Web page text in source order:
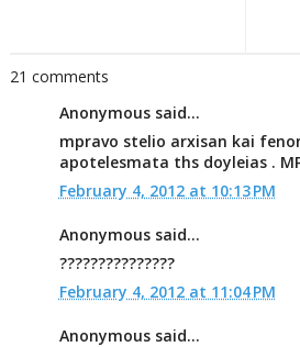
21 comments
Anonymous said...
mpravo stelio arxisan kai
apotelesmata ths doyleias .
February 4, 2012 at 10:13 PM
Anonymous said...
???????????????
February 4, 2012 at 11:04 PM
Anonymous said...